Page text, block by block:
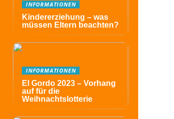
INFORMATIONEN
Kindererziehung – was
müssen Eltern beachten?
INFORMATIONEN
El Gordo 2023 – Vorhang
auf für die
Weihnachtslotterie